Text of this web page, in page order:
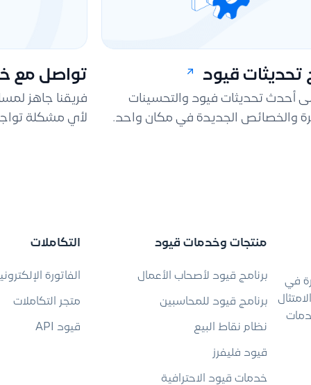
قيود
أحدث تحديثات فيود والتحسينات
والخصائص الجديدة في مكان واحد.
تواصل مع
فريقنا جاهز
لأي مشكلة
في
منتجات وخدمات قيود
برنامج قيود لأصحاب الأعمال
برنامج قيود للمحاسبين
نظام نقاط البيع
قيود فليفرز
خدمات قيود الاحترافية
التكاملات
الفاتورة
متجر التكاملات
قيود API